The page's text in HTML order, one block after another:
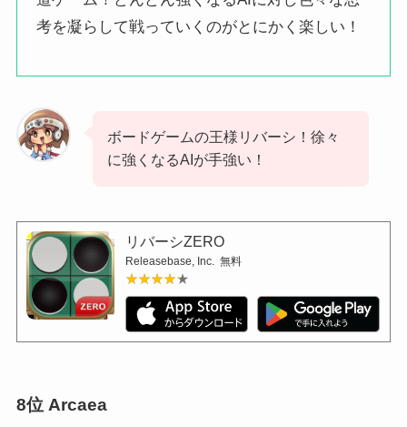
考を凝らして戦っていくのがとにかく楽しい！
ボードゲームの王様リバーシ！徐々
に強くなるAIが手強い！
リバーシZERO
Releasebase, Inc. 無料
★★★★★
★★★★★
8位 Arcaea